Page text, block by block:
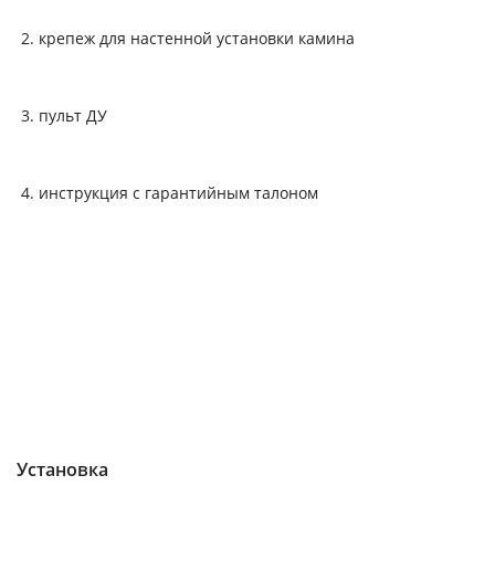
крепеж для настенной установки камина
пульт ДУ
инструкция с гарантийным талоном
Установка